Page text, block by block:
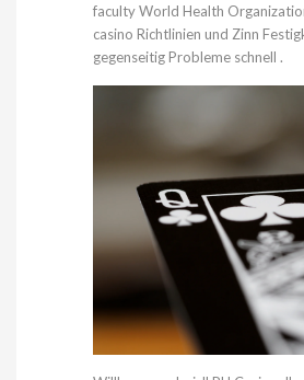
faculty World Health
casino Richtlinien und Zinn
gegenseitig Probleme schnell .